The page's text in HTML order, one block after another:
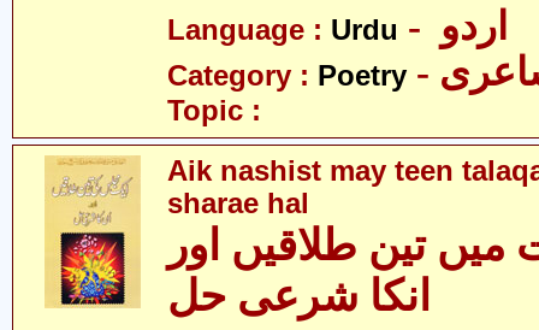
Language : Urdu
Category : Poetry
Topic :
Aik nashist may teen
sharae hal
تین طلاقیں اور
انکا شرعی حل